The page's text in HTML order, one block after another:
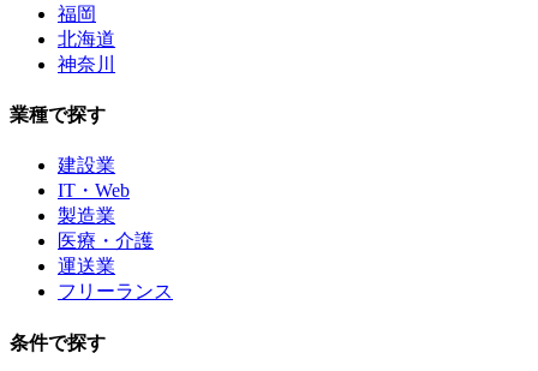
福岡
北海道
神奈川
業種で探す
建設業
IT・Web
製造業
医療・介護
運送業
フリーランス
条件で探す